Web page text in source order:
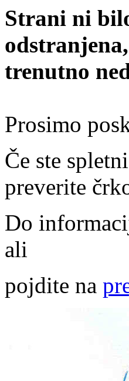
Strani ni
trenutno
Prosimo
Če ste
preverite
Do
ali
pojdite na